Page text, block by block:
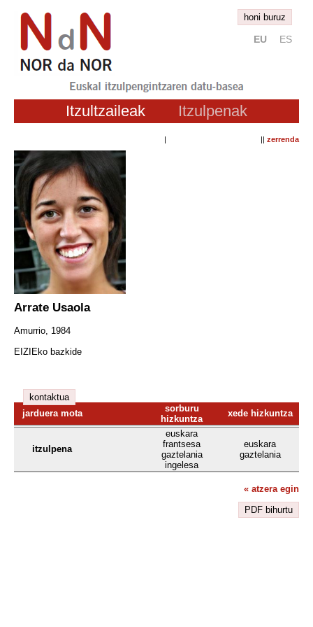
honi buruz
EU ES
Itzultzaileak Itzulpenak
| || zerrenda
Arrate Usaola
Amurrio, 1984
EIZIEko bazkide
kontaktua
jarduera mota
sorburu
hizkuntza
xede hizkuntza
itzulpena
euskara
frantsesa
gaztelania
ingelesa
euskara
gaztelania
« atzera egin
PDF bihurtu